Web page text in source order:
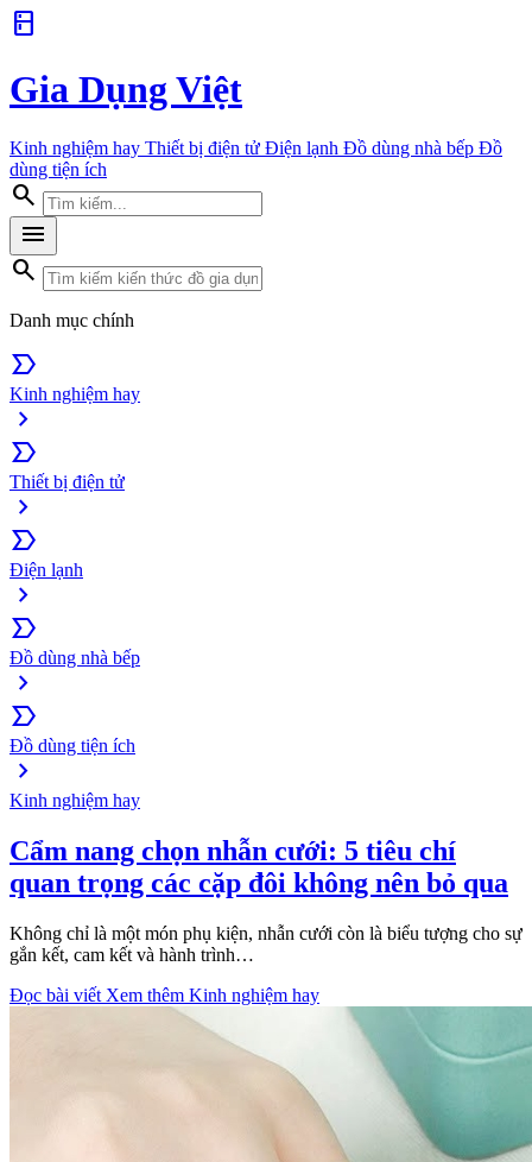
kitchen
Gia Dụng Việt
Kinh nghiệm hay Thiết bị điện tử Điện lạnh Đồ dùng nhà bếp Đồ
dùng tiện ích
search
menu
search
Danh mục chính
label_important
Kinh nghiệm hay
chevron_right
label_important
Thiết bị điện tử
chevron_right
label_important
Điện lạnh
chevron_right
label_important
Đồ dùng nhà bếp
chevron_right
label_important
Đồ dùng tiện ích
chevron_right
Kinh nghiệm hay
Cẩm nang chọn nhẫn cưới: 5 tiêu chí
quan trọng các cặp đôi không nên bỏ qua
Không chỉ là một món phụ kiện, nhẫn cưới còn là biểu tượng cho sự
gắn kết, cam kết và hành trình…
Đọc bài viết Xem thêm Kinh nghiệm hay